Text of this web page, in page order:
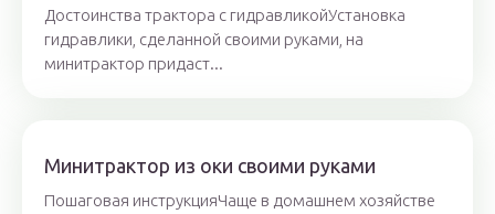
Достоинства трактора с гидравликойУстановка
гидравлики, сделанной своими руками, на
минитрактор придаст...
Минитрактор из оки своими руками
Пошаговая инструкцияЧаще в домашнем хозяйстве